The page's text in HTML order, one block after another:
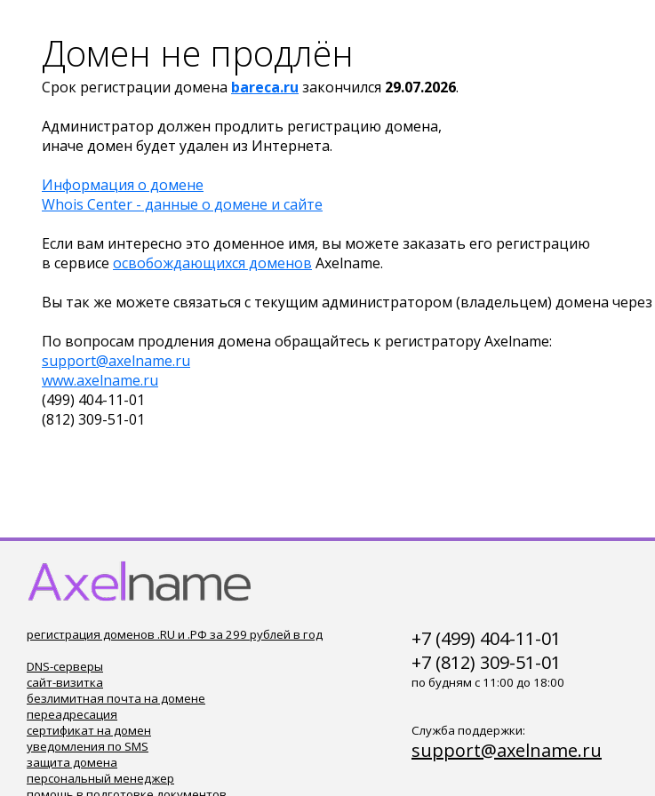
Домен не продлён
Срок регистрации домена bareca.ru закончился 29.07.2026.
Администратор должен продлить регистрацию домена,
иначе домен будет удален из Интернета.
Информация о домене
Whois Center - данные о домене и сайте
Если вам интересно это доменное имя, вы можете заказать его регистрацию
в сервисе освобождающихся доменов Axelname.
Вы так же можете связаться с текущим администратором (владельцем) домена через
По вопросам продления домена обращайтесь к регистратору Axelname:
support@axelname.ru
www.axelname.ru
(499) 404-11-01
(812) 309-51-01
регистрация доменов .RU и .РФ за 299 рублей в год
DNS-серверы
сайт-визитка
безлимитная почта на домене
переадресация
сертификат на домен
уведомления по SMS
защита домена
персональный менеджер
+7 (499) 404-11-01
+7 (812) 309-51-01
по будням с 11:00 до 18:00
Служба поддержки:
support@axelname.ru